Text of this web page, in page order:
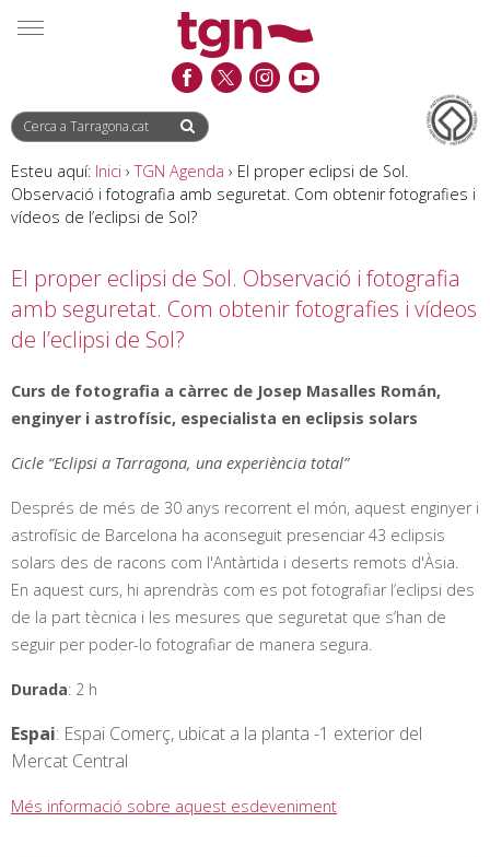
Saltar
al
Saltar
a
Informació
de
Esteu aquí: Inici › TGN Agenda › El proper eclipsi de Sol.
Observació i fotografia amb seguretat. Com obtenir fotografies i
vídeos de l’eclipsi de Sol?
El proper eclipsi de Sol. Observació i fotografia
amb seguretat. Com obtenir fotografies i vídeos
de l’eclipsi de Sol?
Curs de fotografia a càrrec de Josep Masalles Román,
enginyer i astrofísic, especialista en eclipsis solars
Cicle “Eclipsi a Tarragona, una experiència total”
Després de més de 30 anys recorrent el món, aquest enginyer i
astrofísic de Barcelona ha aconseguit presenciar 43 eclipsis
solars des de racons com l'Antàrtida i deserts remots d'Àsia.
En aquest curs, hi aprendràs com es pot fotografiar l’eclipsi des
de la part tècnica i les mesures que seguretat que s’han de
seguir per poder-lo fotografiar de manera segura.
Durada: 2 h
Espai: Espai Comerç, ubicat a la planta -1 exterior del
Mercat Central
Més informació sobre aquest esdeveniment